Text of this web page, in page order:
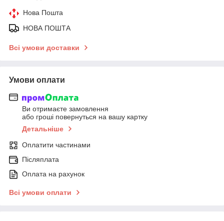
Нова Пошта
НОВА ПОШТА
Всі умови доставки
Умови оплати
Ви отримаєте замовлення
або гроші повернуться на вашу картку
Детальніше
Оплатити частинами
Післяплата
Оплата на рахунок
Всі умови оплати